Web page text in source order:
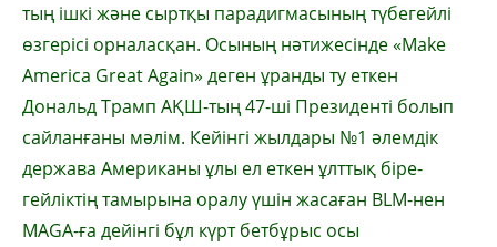
тың ішкі және сыртқы парадиг­масының түбегейлі
өзгерісі орналасқан. Осының нәтижесінде «Make
America Great Again» деген ұранды ту еткен
Дональд Трамп АҚШ-тың 47-ші Президенті болып
сайланғаны мәлім. Кейінгі жылдары №1 әлемдік
держава Американы ұлы ел еткен ұлттық біре­
гейліктің тамырына оралу үшін жасаған BLM-нен
MAGA-ға дейінгі бұл күрт бетбұрыс осы